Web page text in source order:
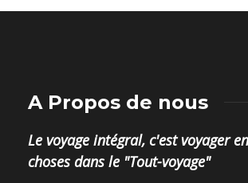
A Propos de nous
Le voyage intégral, c'est voyager
choses dans le "Tout-voyage"